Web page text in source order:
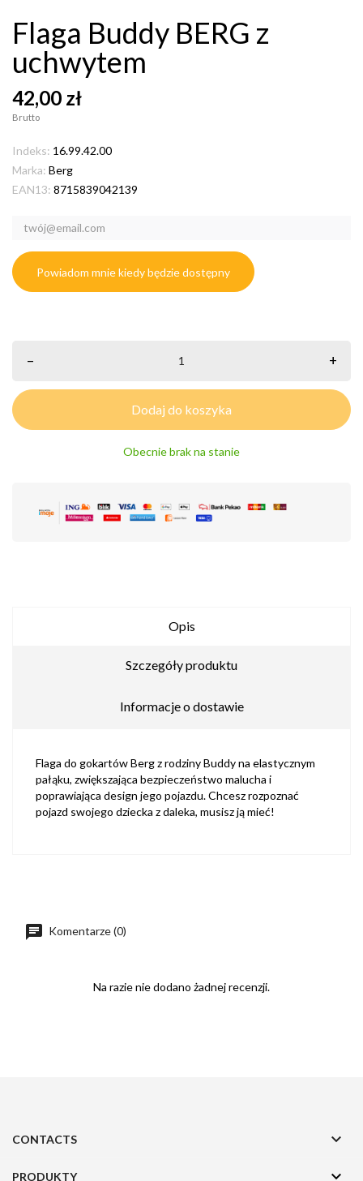
Flaga Buddy BERG z
uchwytem
42,00 zł
Brutto
Indeks: 16.99.42.00
Marka: Berg
EAN13: 8715839042139
Powiadom mnie kiedy będzie dostępny
– +
Dodaj do koszyka
Obecnie brak na stanie
Opis
Szczegóły produktu
Informacje o dostawie
Flaga do gokartów Berg z rodziny Buddy na elastycznym
pałąku, zwiększająca bezpieczeństwo malucha i
poprawiająca design jego pojazdu. Chcesz rozpoznać
pojazd swojego dziecka z daleka, musisz ją mieć!
Komentarze (0)
Na razie nie dodano żadnej recenzji.
CONTACTS 
PRODUKTY 